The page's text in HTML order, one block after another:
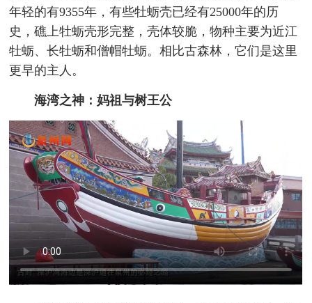
年轻的有9355年，有些牡蛎壳已经有25000年的历
史，礁上牡蛎壳形完整，壳体较脆，物种主要为近江
牡蛎、长牡蛎和僧帽牡蛎。相比古森林，它们是这里
更早的主人。
海湾之神：妈祖与树王公